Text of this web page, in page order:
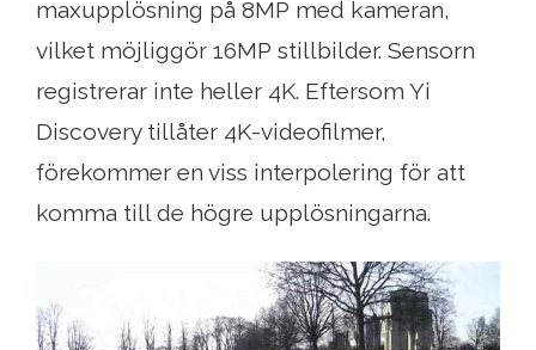
maxupplösning på 8MP med kameran,
vilket möjliggör 16MP stillbilder. Sensorn
registrerar inte heller 4K. Eftersom Yi
Discovery tillåter 4K-videofilmer,
förekommer en viss interpolering för att
komma till de högre upplösningarna.